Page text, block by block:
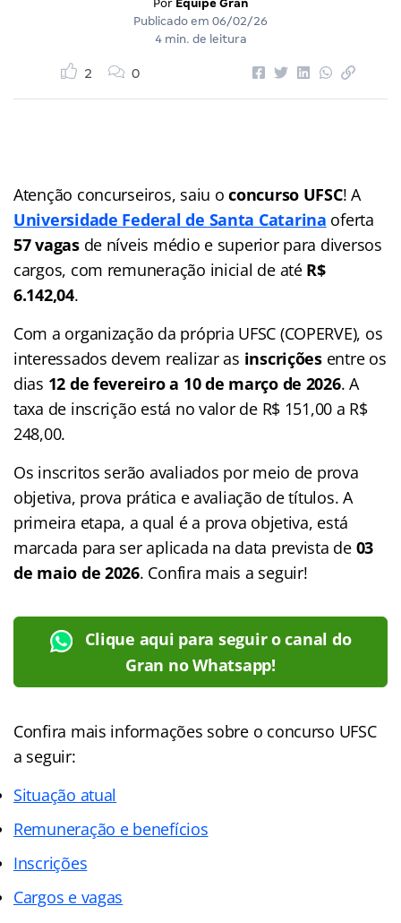
Por Equipe Gran
Publicado em 06/02/26
4 min. de leitura
2 0
Atenção concurseiros, saiu oconcurso UFSC! A
Universidade Federal de Santa Catarina oferta
57 vagasde níveis médio e superior para diversos
cargos, com remuneração inicial de até R$
6.142,04.
Com a organização da própria UFSC (COPERVE), os
interessados devem realizar as inscrições entre os
dias 12 de fevereiro a 10 de março de 2026. A
taxa de inscrição está no valor de R$ 151,00 a R$
248,00.
Os inscritos serão avaliados por meio de prova
objetiva, prova prática e avaliação de títulos. A
primeira etapa, a qual é a prova objetiva, está
marcada para ser aplicada na data prevista de 03
de maio de 2026. Confira mais a seguir!
Clique aqui para seguir o canal do
Gran no Whatsapp!
Confira mais informações sobre o concurso UFSC
a seguir:
Situação atual
Remuneração e benefícios
Inscrições
Cargos e vagas